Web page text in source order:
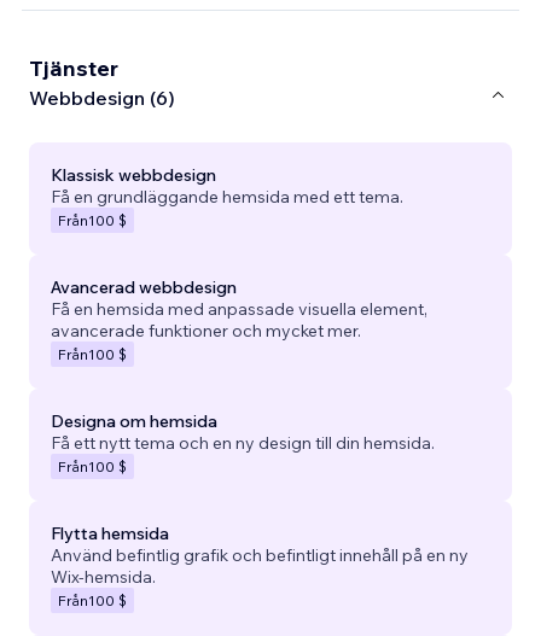
Tjänster
Webbdesign (6)
Klassisk webbdesign
Få en grundläggande hemsida med ett tema.
Från100 $
Avancerad webbdesign
Få en hemsida med anpassade visuella element,
avancerade funktioner och mycket mer.
Från100 $
Designa om hemsida
Få ett nytt tema och en ny design till din hemsida.
Från100 $
Flytta hemsida
Använd befintlig grafik och befintligt innehåll på en ny
Wix-hemsida.
Från100 $